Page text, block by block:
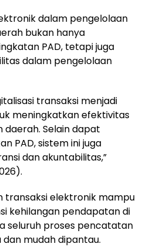
dalam pengelolaan
bukan hanya
PAD, tetapi juga
dalam pengelolaan
transaksi menjadi
meningkatkan efektivitas
daerah. Selain dapat
PAD, sistem ini juga
dan akuntabilitas,”
transaksi elektronik mampu
kehilangan pendapatan di
seluruh proses pencatatan
mudah dipantau.